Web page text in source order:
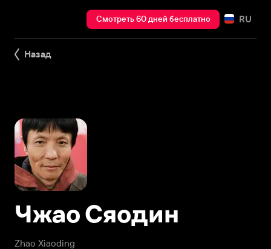
Смотреть 60 дней бесплатно RU
Назад
Zhao Xiaoding
Чжао Сяодин